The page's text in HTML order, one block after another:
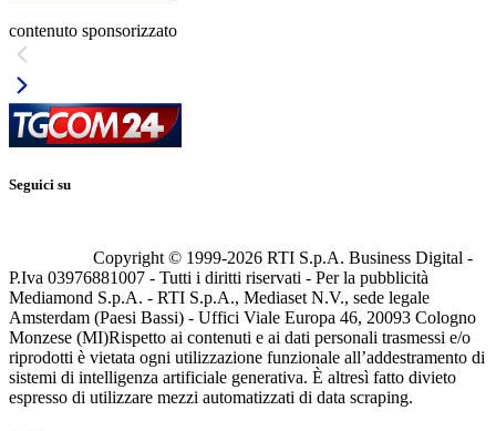
contenuto sponsorizzato
Seguici su
Copyright © 1999-2026 RTI S.p.A. Business Digital -
P.Iva 03976881007 - Tutti i diritti riservati - Per la pubblicità
Mediamond S.p.A. - RTI S.p.A., Mediaset N.V., sede legale
Amsterdam (Paesi Bassi) - Uffici Viale Europa 46, 20093 Cologno
Monzese (MI)Rispetto ai contenuti e ai dati personali trasmessi e/o
riprodotti è vietata ogni utilizzazione funzionale all’addestramento di
sistemi di intelligenza artificiale generativa. È altresì fatto divieto
espresso di utilizzare mezzi automatizzati di data scraping.